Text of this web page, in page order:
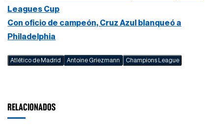
Leagues Cup
Con oficio de campeón, Cruz Azul blanqueó a
Philadelphia
Atlético de Madrid Antoine Griezmann Champions League
RELACIONADOS